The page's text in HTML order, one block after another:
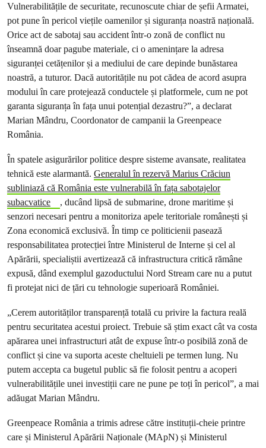
Vulnerabilitățile de securitate, recunoscute chiar de șefii Armatei,
pot pune în pericol viețile oamenilor și siguranța noastră națională.
Orice act de sabotaj sau accident într-o zonă de conflict nu
înseamnă doar pagube materiale, ci o amenințare la adresa
siguranței cetățenilor și a mediului de care depinde bunăstarea
noastră, a tuturor. Dacă autoritățile nu pot cădea de acord asupra
modului în care protejează conductele și platformele, cum ne pot
garanta siguranța în fața unui potențial dezastru?”, a declarat
Marian Mândru, Coordonator de campanii la Greenpeace
România.
În spatele asigurărilor politice despre sisteme avansate, realitatea
tehnică este alarmantă. Generalul în rezervă Marius Crăciun
subliniază că România este vulnerabilă în fața sabotajelor
subacvatice
, ducând lipsă de submarine, drone maritime și
senzori necesari pentru a monitoriza apele teritoriale românești și
Zona economică exclusivă. În timp ce politicienii pasează
responsabilitatea protecției între Ministerul de Interne și cel al
Apărării, specialiștii avertizează că infrastructura critică rămâne
expusă, dând exemplul gazoductului Nord Stream care nu a putut
fi protejat nici de țări cu tehnologie superioară României.
„Cerem autorităților transparență totală cu privire la factura reală
pentru securitatea acestui proiect. Trebuie să știm exact cât va costa
apărarea unei infrastructuri atât de expuse într-o posibilă zonă de
conflict și cine va suporta aceste cheltuieli pe termen lung. Nu
putem accepta ca bugetul public să fie folosit pentru a acoperi
vulnerabilitățile unei investiții care ne pune pe toți în pericol”, a mai
adăugat Marian Mândru.
Greenpeace România a trimis adrese către instituții-cheie printre
care și Ministerul Apărării Naționale (MApN) și Ministerul